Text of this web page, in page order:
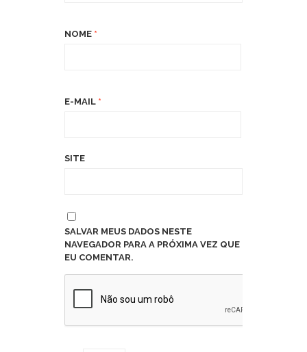
NOME *
E-MAIL *
SITE
SALVAR MEUS DADOS NESTE
NAVEGADOR PARA A PRÓXIMA VEZ QUE
EU COMENTAR.